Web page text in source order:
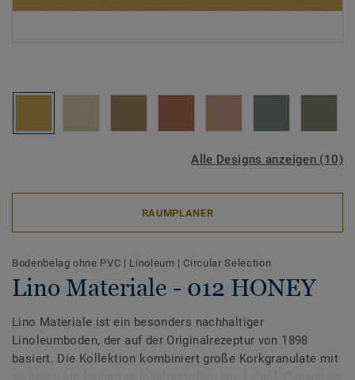
Alle Designs anzeigen (10)
RAUMPLANER
Bodenbelag ohne PVC | Linoleum | Circular Selection
Lino Materiale - 012 HONEY
Lino Materiale ist ein besonders nachhaltiger
Linoleumboden, der auf der Originalrezeptur von 1898
basiert. Die Kollektion kombiniert große Korkgranulate mit